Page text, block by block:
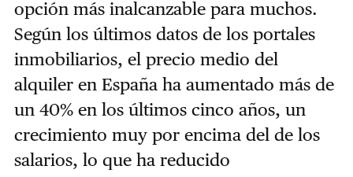
opción más inalcanzable para muchos.
Según los últimos datos de los portales
inmobiliarios, el precio medio del
alquiler en España ha aumentado más de
un 40% en los últimos cinco años, un
crecimiento muy por encima del de los
salarios, lo que ha reducido